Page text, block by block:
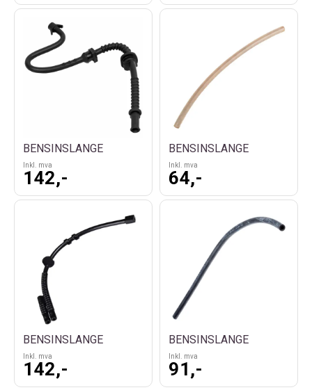
BENSINSLANGE
Inkl. mva
142,-
BENSINSLANGE
Inkl. mva
64,-
BENSINSLANGE
Inkl. mva
142,-
BENSINSLANGE
Inkl. mva
91,-